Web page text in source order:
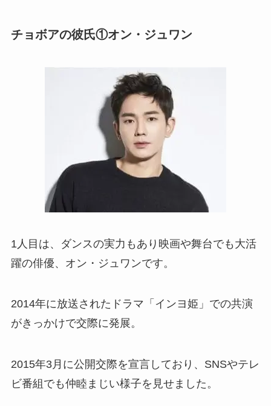
チョボアの彼氏①オン・ジュワン
1人目は、ダンスの実力もあり映画や舞台でも大活
躍の俳優、オン・ジュワンです。
2014年に放送されたドラマ「インヨ姫」での共演
がきっかけで交際に発展。
2015年3月に公開交際を宣言しており、SNSやテレ
ビ番組でも仲睦まじい様子を見せました。